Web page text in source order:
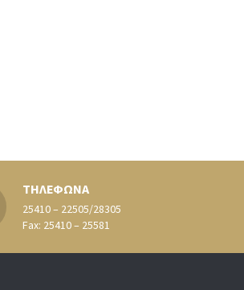
ΤΗΛΕΦΩΝΑ
25410 – 22505/28305
Fax: 25410 – 25581